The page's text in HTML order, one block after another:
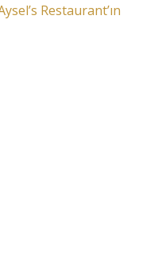
Restaurant’ın